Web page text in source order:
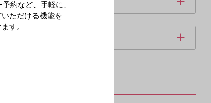
約など、手軽に、
ただける機能を
す。